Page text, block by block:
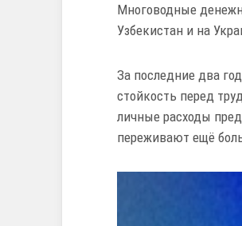
Многоводные
Узбекистан и на
За последние два
стойкость перед
личные расходы
переживают ещё